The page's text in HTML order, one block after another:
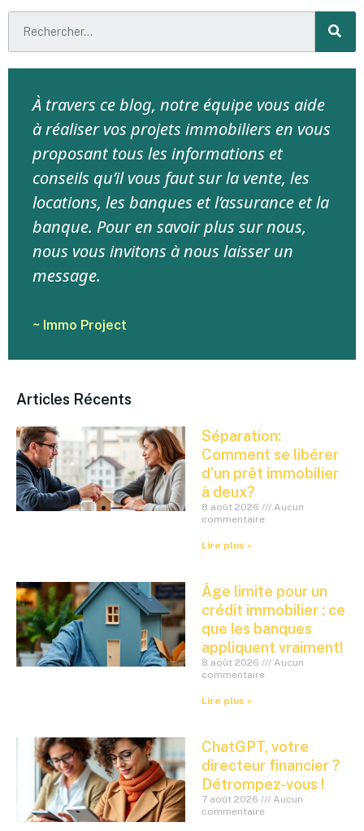
À travers ce blog, notre équipe vous aide
à réaliser vos projets immobiliers en vous
proposant tous les informations et
conseils qu’il vous faut sur la vente, les
locations, les banques et l’assurance et la
banque. Pour en savoir plus sur nous,
nous vous invitons à nous laisser un
message.
~ Immo Project
Articles Récents
Séparation:
Comment se libérer
d’un prêt immobilier
à deux?
8 août 2026
Aucun
commentaire
Lire plus »
Âge limite pour un
crédit immobilier : ce
que les banques
appliquent vraiment!
8 août 2026
Aucun
commentaire
Lire plus »
ChatGPT, votre
directeur financier ?
Détrompez-vous !
7 août 2026
Aucun
commentaire